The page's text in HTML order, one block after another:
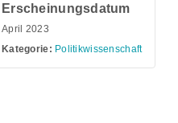
Erscheinungsdatum
April 2023
Kategorie: Politikwissenschaft